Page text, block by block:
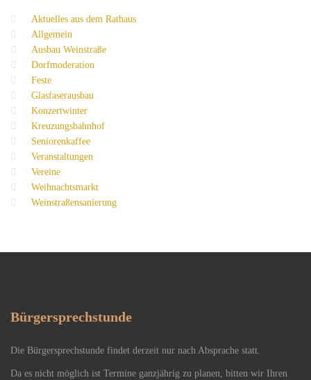
Aktuelles aus dem Rathaus
Allgemein
Ausbau Weinstraße
Dorfmoderation
Feste
Glasfaserausbau
Konzertwinter
Kreuzungsbahnhof
Seniorenkaffee
Veranstaltungen
Vereine
Weihnachtsmarkt
Weinstraßensanierung
Bürgersprechstunde
Die Bürgersprechstunde findet derzeit nur nach Absprache statt.
Da es nicht möglich ist Termine ganzjährig zu planen, bitten wir Ihren